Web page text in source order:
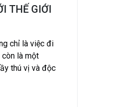
THẾ GIỚI
chỉ là việc đi
còn là một
thú vị và độc